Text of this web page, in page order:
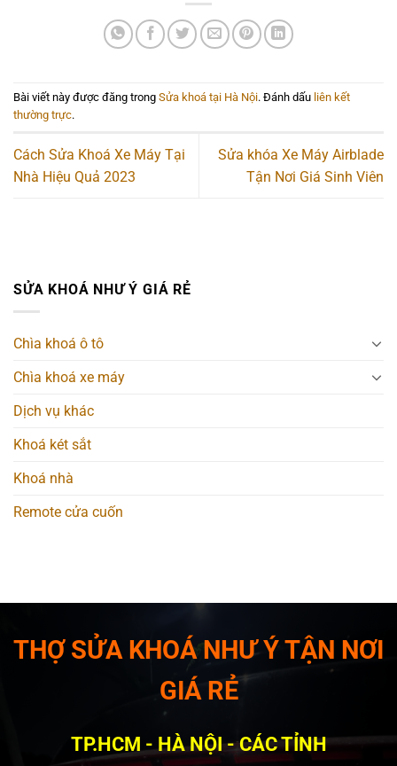
Bài viết này được đăng trong Sửa khoá tại Hà Nội. Đánh dấu liên kết
thường trực.
Cách Sửa Khoá Xe Máy Tại
Nhà Hiệu Quả 2023
Sửa khóa Xe Máy Airblade
Tận Nơi Giá Sinh Viên
SỬA KHOÁ NHƯ Ý GIÁ RẺ
Chìa khoá ô tô
Chìa khoá xe máy
Dịch vụ khác
Khoá két sắt
Khoá nhà
Remote cửa cuốn
THỢ SỬA KHOÁ NHƯ Ý TẬN NƠI
GIÁ RẺ
TP.HCM - HÀ NỘI - CÁC TỈNH